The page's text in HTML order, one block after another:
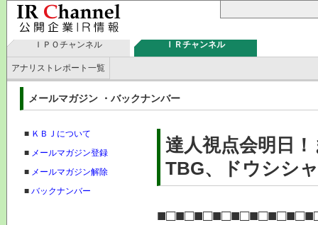
ＩＰＯチャンネル ＩＲチャンネル
アナリストレポート一覧
メールマガジン ・バックナンバー
■ ＫＢＪについて
■ メールマガジン登録
■ メールマガジン解除
■ バックナンバー
達人視点会明日
TBG、ドウシシ